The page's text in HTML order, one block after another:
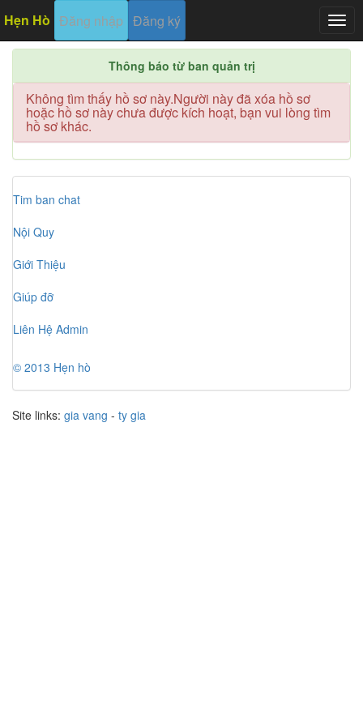
Hẹn Hò Đăng nhập Đăng ký
Thông báo từ ban quản trị
Không tìm thấy hồ sơ này.Người này đã xóa hồ sơ
hoặc hồ sơ này chưa được kích hoạt, bạn vui lòng tìm
hồ sơ khác.
Tim ban chat
Nội Quy
Giới Thiệu
Giúp đỡ
Liên Hệ Admin
© 2013 Hẹn hò
Site links: gia vang - ty gia